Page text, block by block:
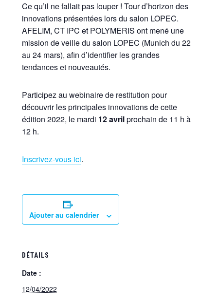
Ce qu’il ne fallait pas louper ! Tour d’horizon des
innovations présentées lors du salon LOPEC.
AFELIM, CT IPC et POLYMERIS ont mené une
mission de veille du salon LOPEC (Munich du 22
au 24 mars), afin d’identifier les grandes
tendances et nouveautés.
Participez au webinaire de restitution pour
découvrir les principales innovations de cette
édition 2022, le mardi 12 avrilprochain de 11 h à
12 h.
Inscrivez-vous ici.
Ajouter au calendrier
DÉTAILS
Date :
12/04/2022